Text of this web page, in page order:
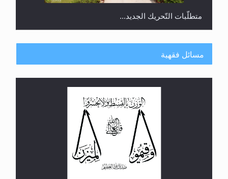
رأيٌ في لغة المسيح الموعود عليه السلام.. 4...
الهجرة: بحث عن الأمن والسلام في سبيل إرساء الأمن
مسائل فقهية